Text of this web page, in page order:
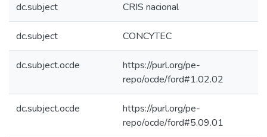
dc.subject CRIS nacional
dc.subject CONCYTEC
dc.subject.ocde
https://purl.org/pe-
repo/ocde/ford#1.02.02
dc.subject.ocde
https://purl.org/pe-
repo/ocde/ford#5.09.01